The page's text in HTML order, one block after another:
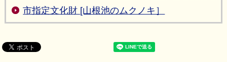
市指定文化財 [山根池のムクノキ］